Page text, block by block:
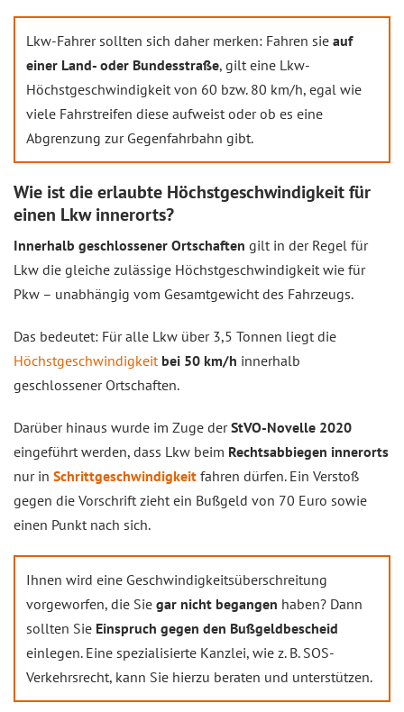
Lkw-Fahrer sollten sich daher merken: Fahren sie auf
einer Land- oder Bundesstraße, gilt eine Lkw-
Höchstgeschwindigkeit von 60 bzw. 80 km/h, egal wie
viele Fahrstreifen diese aufweist oder ob es eine
Abgrenzung zur Gegenfahrbahn gibt.
Wie ist die erlaubte Höchstgeschwindigkeit für
einen Lkw innerorts?
Innerhalb geschlossener Ortschaften gilt in der Regel für
Lkw die gleiche zulässige Höchstgeschwindigkeit wie für
Pkw – unabhängig vom Gesamtgewicht des Fahrzeugs.
Das bedeutet: Für alle Lkw über 3,5 Tonnen liegt die
Höchstgeschwindigkeit bei 50 km/h innerhalb
geschlossener Ortschaften.
Darüber hinaus wurde im Zuge derStVO-Novelle 2020
eingeführt werden, dass Lkw beim Rechtsabbiegen innerorts
nur in Schrittgeschwindigkeit fahren dürfen. Ein Verstoß
gegen die Vorschrift zieht ein Bußgeld von 70 Euro sowie
einen Punkt nach sich.
Ihnen wird eine Geschwindigkeitsüberschreitung
vorgeworfen, die Sie gar nicht begangen haben? Dann
sollten Sie Einspruch gegen den Bußgeldbescheid
einlegen. Eine spezialisierte Kanzlei, wie z. B. SOS-
Verkehrsrecht, kann Sie hierzu beraten und unterstützen.